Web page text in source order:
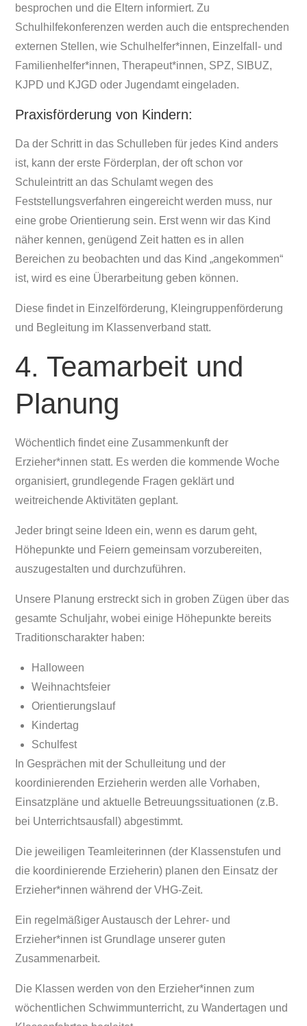
besprochen und die Eltern informiert. Zu
Schulhilfekonferenzen werden auch die entsprechenden
externen Stellen, wie Schulhelfer*innen, Einzelfall- und
Familienhelfer*innen, Therapeut*innen, SPZ, SIBUZ,
KJPD und KJGD oder Jugendamt eingeladen.
Praxisförderung von Kindern:
Da der Schritt in das Schulleben für jedes Kind anders
ist, kann der erste Förderplan, der oft schon vor
Schuleintritt an das Schulamt wegen des
Feststellungsverfahren eingereicht werden muss, nur
eine grobe Orientierung sein. Erst wenn wir das Kind
näher kennen, genügend Zeit hatten es in allen
Bereichen zu beobachten und das Kind „angekommen“
ist, wird es eine Überarbeitung geben können.
Diese findet in Einzelförderung, Kleingruppenförderung
und Begleitung im Klassenverband statt.
4. Teamarbeit und
Planung
Wöchentlich findet eine Zusammenkunft der
Erzieher*innen statt. Es werden die kommende Woche
organisiert, grundlegende Fragen geklärt und
weitreichende Aktivitäten geplant.
Jeder bringt seine Ideen ein, wenn es darum geht,
Höhepunkte und Feiern gemeinsam vorzubereiten,
auszugestalten und durchzuführen.
Unsere Planung erstreckt sich in groben Zügen über das
gesamte Schuljahr, wobei einige Höhepunkte bereits
Traditionscharakter haben:
Halloween
Weihnachtsfeier
Orientierungslauf
Kindertag
Schulfest
In Gesprächen mit der Schulleitung und der
koordinierenden Erzieherin werden alle Vorhaben,
Einsatzpläne und aktuelle Betreuungssituationen (z.B.
bei Unterrichtsausfall) abgestimmt.
Die jeweiligen Teamleiterinnen (der Klassenstufen und
die koordinierende Erzieherin) planen den Einsatz der
Erzieher*innen während der VHG-Zeit.
Ein regelmäßiger Austausch der Lehrer- und
Erzieher*innen ist Grundlage unserer guten
Zusammenarbeit.
Die Klassen werden von den Erzieher*innen zum
wöchentlichen Schwimmunterricht, zu Wandertagen und